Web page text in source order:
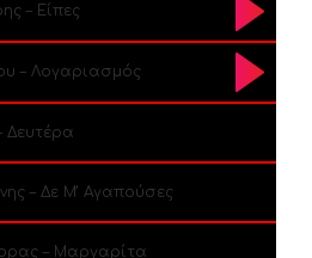
– Είπες
– Λογαριασμός
Δευτέρα
– Δε Μ’ Αγαπούσες
– Μαργαρίτα